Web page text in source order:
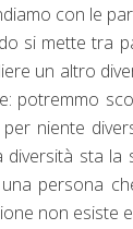
con le
si mette tra
un altro
potremmo
niente
diversità sta la
persona
non esiste